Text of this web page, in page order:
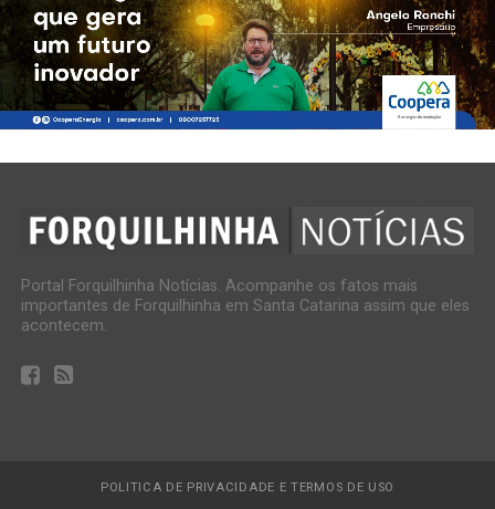
Portal Forquilhinha Notícias. Acompanhe os fatos mais
importantes de Forquilhinha em Santa Catarina assim que eles
acontecem.
POLITICA DE PRIVACIDADE E TERMOS DE USO